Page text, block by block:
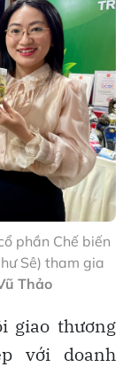
phần Chế biến
Sê) tham gia
Thảo
giao thương
với doanh